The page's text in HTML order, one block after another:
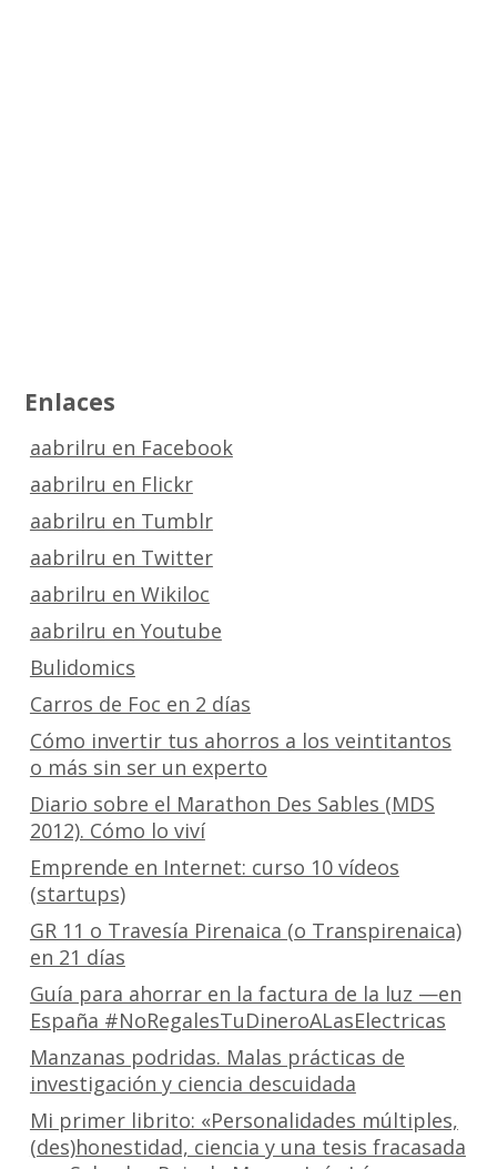
Enlaces
aabrilru en Facebook
aabrilru en Flickr
aabrilru en Tumblr
aabrilru en Twitter
aabrilru en Wikiloc
aabrilru en Youtube
Bulidomics
Carros de Foc en 2 días
Cómo invertir tus ahorros a los veintitantos
o más sin ser un experto
Diario sobre el Marathon Des Sables (MDS
2012). Cómo lo viví
Emprende en Internet: curso 10 vídeos
(startups)
GR 11 o Travesía Pirenaica (o Transpirenaica)
en 21 días
Guía para ahorrar en la factura de la luz —en
España #NoRegalesTuDineroALasElectricas
Manzanas podridas. Malas prácticas de
investigación y ciencia descuidada
Mi primer librito: «Personalidades múltiples,
(des)honestidad, ciencia y una tesis fracasada